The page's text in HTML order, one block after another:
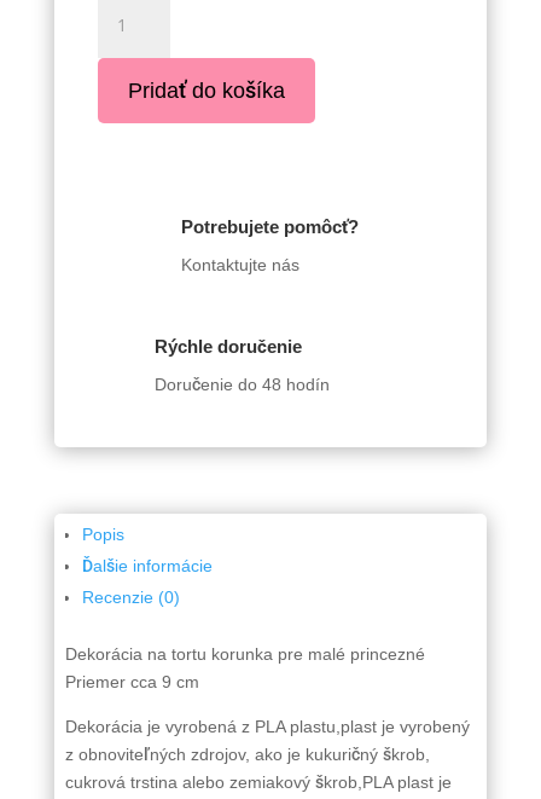
Dekorácia
korunka
Pridať do košíka
Potrebujete pomôcť?
Kontaktujte nás
Rýchle doručenie
Doručenie do 48 hodín
Popis
Ďalšie informácie
Recenzie (0)
Dekorácia na tortu korunka pre malé princezné
Priemer cca 9 cm
Dekorácia je vyrobená z PLA plastu,plast je vyrobený
z obnoviteľných zdrojov, ako je kukuričný škrob,
cukrová trstina alebo zemiakový škrob,PLA plast je